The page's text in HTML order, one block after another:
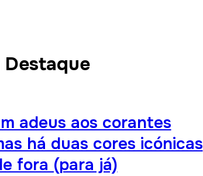
Destaque
adeus aos corantes
há duas cores icónicas
fora (para já)